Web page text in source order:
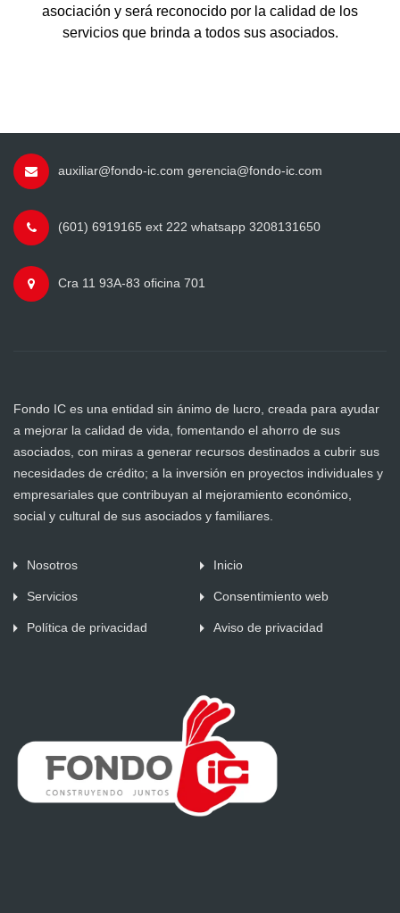
asociación y será reconocido por la calidad de los
servicios que brinda a todos sus asociados.
auxiliar@fondo-ic.com gerencia@fondo-ic.com
(601) 6919165 ext 222 whatsapp 3208131650
Cra 11 93A-83 oficina 701
Fondo IC es una entidad sin ánimo de lucro, creada para ayudar
a mejorar la calidad de vida, fomentando el ahorro de sus
asociados, con miras a generar recursos destinados a cubrir sus
necesidades de crédito; a la inversión en proyectos individuales y
empresariales que contribuyan al mejoramiento económico,
social y cultural de sus asociados y familiares.
Nosotros Inicio
Servicios Consentimiento web
Política de privacidad Aviso de privacidad